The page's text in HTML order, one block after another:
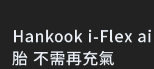
Hankook i-Flex
胎 不需再充氣